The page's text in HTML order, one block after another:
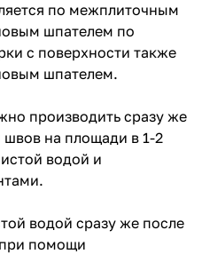
по межплиточным
шпателем по
с поверхности также
шпателем.
производить сразу же
швов на площади в 1-2
водой и
водой сразу же после
помощи